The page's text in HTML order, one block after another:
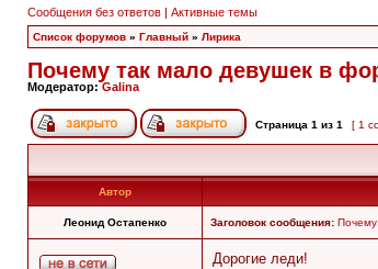
Сообщения без ответов | Активные темы
Список форумов » Главный » Лирика
Почему так мало девушек в
Модератор:Galina
Страница 1 из 1 [ 1
Автор
Леонид Остапенко Заголовок сообщения: Почему
Дорогие леди!